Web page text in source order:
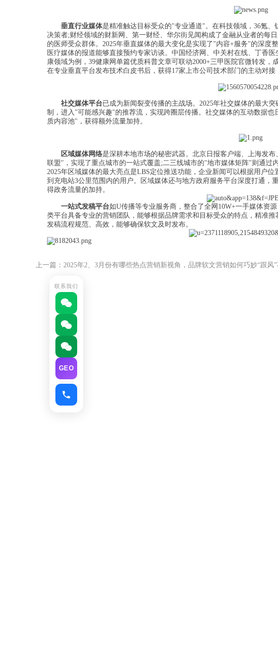
垂直行业媒体是精准触达目标受众的"专业通道"。在科技领域，36氪
决策者;财经领域的财新网、第一财经、华尔街见闻构成了金融从业者的每
的医师受众群体。2025年垂直媒体的最大变化是实现了"内容+服务"的深度
医疗媒体的报道能够直接预约专家访谈。中国经济网、中关村在线、丁香
康领域为例，39健康网单篇优质科普文章可联动2000+三甲医院官微转发
在专业垂直平台发布技术白皮书后，获得17家上市公司技术部门的主动对接
社交媒体平台已成为新闻裂变传播的主战场。2025年社交媒体的最大
制，进入"可能感兴趣"的推荐流，实现跨圈层传播。社交媒体的互动数据
质内容池"，获得额外流量加持。
区域媒体网络是深耕本地市场的秘密武器。北京日报客户端、上海发
联盟"，实现了重点城市的一站式覆盖;二三线城市的"地市媒体矩阵"则通过
2025年区域媒体的最大亮点是LBS定位推送功能，企业新闻可以根据用户
到充电站3公里范围内的用户。区域媒体还与地方政府服务平台深度打通，
得政务流量的加持。
一站式发稿平台如U传播等专业服务商，整合了全网10W+一手媒体资
类平台具备专业的营销团队，能够根据品牌需求和目标受众的特点，精准
发稿流程规范、高效，能够确保软文及时发布。
上一篇：2025年2、3月份有哪些热点营销新视角，品牌软文营销如何巧妙“跟风
联系我们
GEO